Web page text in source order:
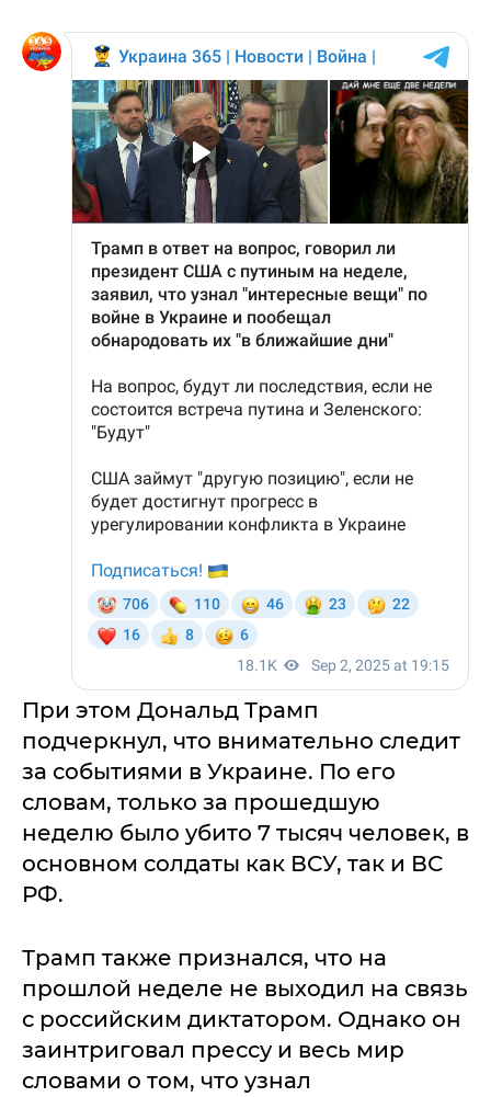
При этом Дональд Трамп
подчеркнул, что внимательно следит
за событиями в Украине. По его
словам, только за прошедшую
неделю было убито 7 тысяч человек, в
основном солдаты как ВСУ, так и ВС
РФ.
Трамп также признался, что на
прошлой неделе не выходил на связь
с российским диктатором. Однако он
заинтриговал прессу и весь мир
словами о том, что узнал